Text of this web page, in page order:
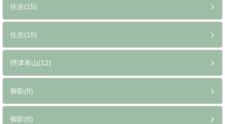
住吉(15)
住吉(15)
摂津本山(12)
御影(8)
御影(8)